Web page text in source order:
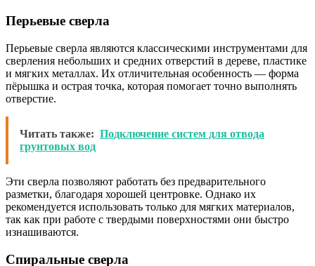
Перьевые сверла
Перьевые сверла являются классическими инструментами для
сверления небольших и средних отверстий в дереве, пластике
и мягких металлах. Их отличительная особенность — форма
пёрышка и острая точка, которая помогает точно выполнять
отверстие.
Читать также: Подключение систем для отвода
грунтовых вод
Эти сверла позволяют работать без предварительного
разметки, благодаря хорошей центровке. Однако их
рекомендуется использовать только для мягких материалов,
так как при работе с твердыми поверхностями они быстро
изнашиваются.
Спиральные сверла